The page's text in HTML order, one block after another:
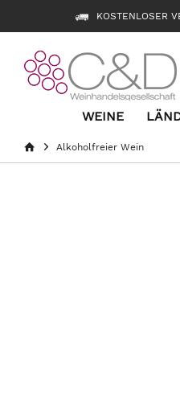
KOSTENLOSER
WEINE
Alkoholfreier Wein